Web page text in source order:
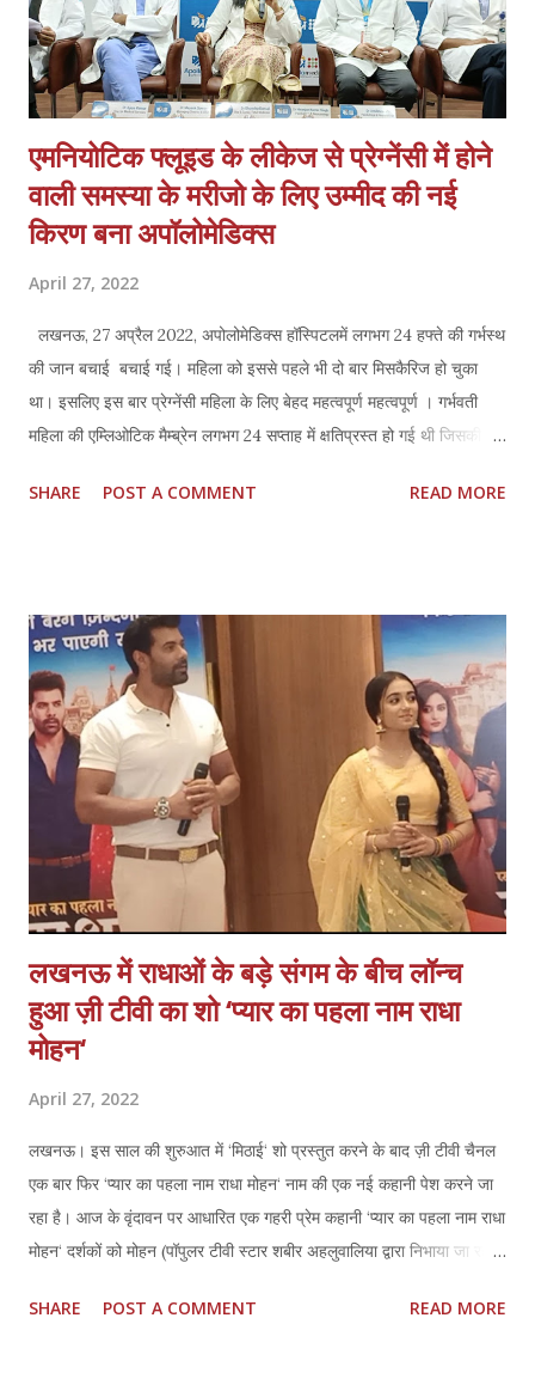
एमनियोटिक फ्लूइड के लीकेज से प्रेग्नेंसी में होने
वाली समस्या के मरीजो के लिए उम्मीद की नई
किरण बना अपॉलोमेडिक्स
April 27, 2022
लखनऊ, 27 अप्रैल 2022, अपोलोमेडिक्स हॉस्पिटलमें लगभग 24 हफ्ते की गर्भस्थ
की जान बचाई बचाई गई। महिला को इससे पहले भी दो बार मिसकैरिज हो चुका
था। इसलिए इस बार प्रेग्नेंसी महिला के लिए बेहद महत्वपूर्ण महत्वपूर्ण । गर्भवती
महिला की एम्लिओटिक मैम्ब्रेन लगभग 24 सप्ताह में क्षतिप्रस्त हो गई थी जिसकी
गुश्किल था। ऐसे में नॉवल तकनीक के आधार पर अपोलोमेडिक्स हॉस्पिटल की स्त्री
जिसके बाद लगधग 29 सप्ताह पर डिलीवरी हुई और फिर न्योनेटोलॉजी विभाग के डॉ.
अनुभव के प्रयास से बच्चे को सकूशल डिस्चार्ज किया गया। । डॉ भूमिका बंसल ने
बताया कि हॉस्पिटल में साथ गर्भवती महिला लगभग 24 सप्ताह की प्रेग्नेसी के शा आई
थी। उसकी एम्निओटिक मैम्ब्रेन क्षतिग्रस्त हो गई थी और सारा फ्लुइृड निकल चुका
था। डॉ भूमिका ने बताय...
SHARE POST A COMMENT READ MORE
लखनऊ में राधाओं के बड़े संगम के बीच लॉन्च
हुआ ज़ी टीवी का शो ‘प्यार का पहला नाम राधा
मोहन‘
April 27, 2022
लखनऊ। इस साल की शुरुआत में ‘मिठाई‘ शो प्रस्तुत करने के बाद ज़ी टीवी चैनल
एक बार फिर ‘प्यार का पहला नाम राधा मोहन‘ नाम की एक नई कहानी पेश करने जा
रहा है। आज के वृंदावन पर आधारित एक गहरी प्रेम कहानी ‘प्यार का पहला नाम राधा
मोहन‘ दर्शकों को मोहन (पॉपुलर टीवी स्टार शबीर अहलुवालिया द्वारा निभाया जा रहा
जिसकी सारी दुनिया उसकी छोटी-छोटी उंगलियों में समाई थी। सभी पुरुष उसे अपना
SHARE POST A COMMENT READ MORE